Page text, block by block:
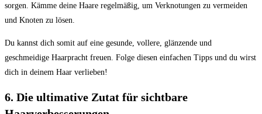
sorgen. Kämme deine Haare regelmäßig, um Verknotungen zu vermeiden
und Knoten zu lösen.
Du kannst dich somit auf eine gesunde, vollere, glänzende und
geschmeidige Haarpracht freuen. Folge diesen einfachen Tipps und du wirst
dich in deinem Haar verlieben!
6. Die ultimative Zutat für sichtbare